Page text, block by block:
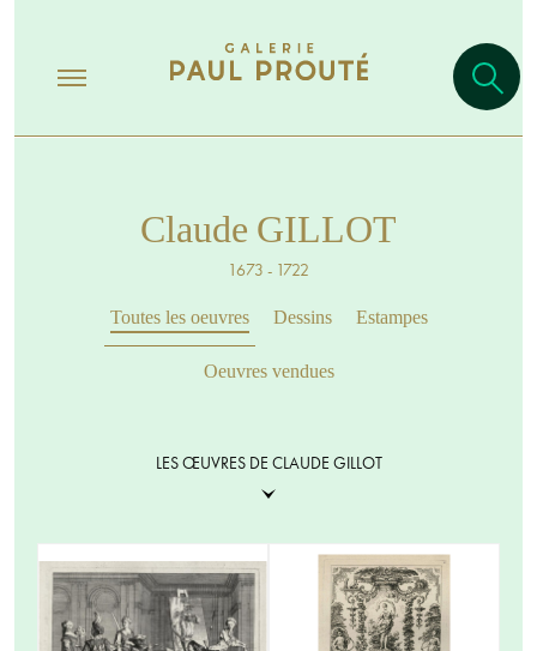
Claude GILLOT
1673 - 1722
Toutes les oeuvres Dessins Estampes
Oeuvres vendues
LES ŒUVRES DE CLAUDE GILLOT